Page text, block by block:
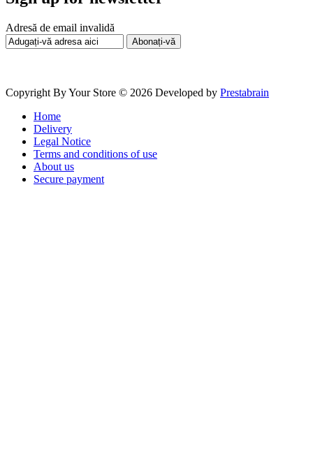
Adresă de email invalidă
Abonați-vă
Copyright By Your Store © 2026 Developed by Prestabrain
Home
Delivery
Legal Notice
Terms and conditions of use
About us
Secure payment